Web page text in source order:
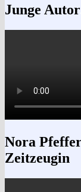
Junge
Nora
Zeitzeugin